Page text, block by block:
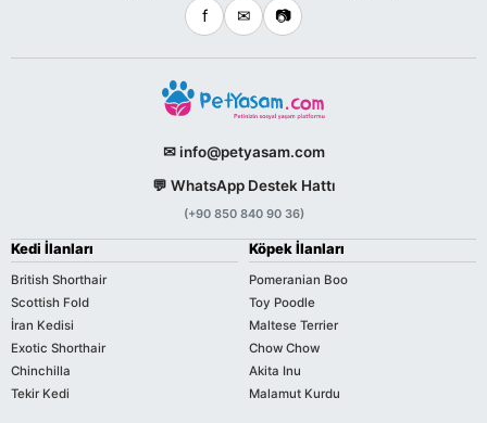
f ✉ 📷
✉ info@petyasam.com
💬 WhatsApp Destek Hattı
(+90 850 840 90 36)
Kedi İlanları
British Shorthair
Scottish Fold
İran Kedisi
Exotic Shorthair
Chinchilla
Tekir Kedi
Köpek İlanları
Pomeranian Boo
Toy Poodle
Maltese Terrier
Chow Chow
Akita Inu
Malamut Kurdu